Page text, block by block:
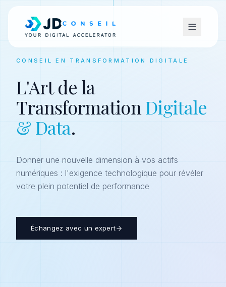
CONSEIL EN TRANSFORMATION DIGITALE
L'Art de la
Transformation Digitale
& Data.
Donner une nouvelle dimension à vos actifs
numériques : l'exigence technologique pour révéler
votre plein potentiel de performance
Échangez avec un expert